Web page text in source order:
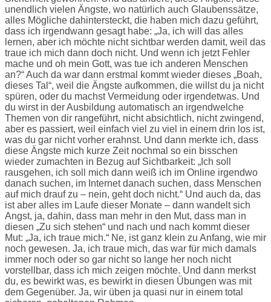
unendlich vielen Ängste, wo natürlich auch Glaubenssätze,
alles Mögliche dahintersteckt, die haben mich dazu geführt,
dass ich irgendwann gesagt habe: „Ja, ich will das alles
lernen, aber ich möchte nicht sichtbar werden damit, weil das
traue ich mich dann doch nicht. Und wenn ich jetzt Fehler
mache und oh mein Gott, was tue ich anderen Menschen
an?“ Auch da war dann erstmal kommt wieder dieses „Boah,
dieses Tal“, weil die Ängste aufkommen, die willst du ja nicht
spüren, oder du machst Vermeidung oder irgendetwas. Und
du wirst in der Ausbildung automatisch an irgendwelche
Themen von dir rangeführt, nicht absichtlich, nicht zwingend,
aber es passiert, weil einfach viel zu viel in einem drin los ist,
was du gar nicht vorher erahnst. Und dann merkte ich, dass
diese Ängste mich kurze Zeit nochmal so ein bisschen
wieder zumachten in Bezug auf Sichtbarkeit: „Ich soll
rausgehen, ich soll mich dann weiß ich im Online irgendwo
danach suchen, im Internet danach suchen, dass Menschen
auf mich drauf zu – nein, geht doch nicht.“ Und auch da, das
ist aber alles im Laufe dieser Monate – dann wandelt sich
Angst, ja, dahin, dass man mehr in den Mut, dass man in
diesen „Zu sich stehen“ und nach und nach kommt dieser
Mut: „Ja, ich traue mich.“ Ne, ist ganz klein zu Anfang, wie mir
noch gewesen. Ja, ich traue mich, das war für mich damals
immer noch oder so gar nicht so lange her noch nicht
vorstellbar, dass ich mich zeigen möchte. Und dann merkst
du, es bewirkt was, es bewirkt in diesen Übungen was mit
dem Gegenüber. Ja, wir üben ja quasi nur in einem total